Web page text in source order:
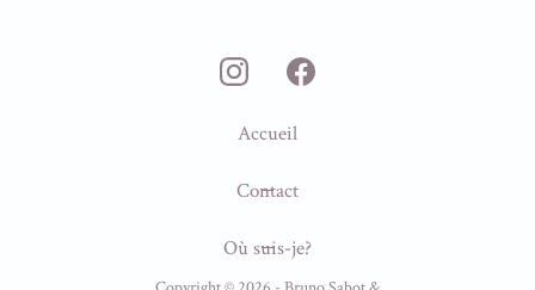
Accueil
Contact
Où suis-je?